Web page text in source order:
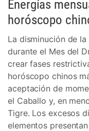
Energías
horóscopo
La disminución de
durante el Mes del
crear fases
horóscopo chinos
aceptación de
el Caballo y, en
Tigre. Los excesos
elementos